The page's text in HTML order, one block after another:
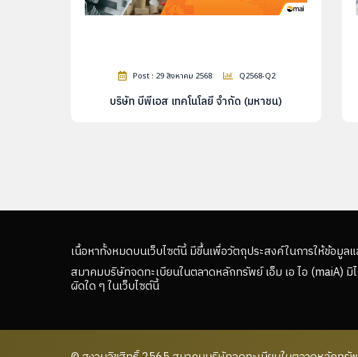
Post : 29 สิงหาคม 2568 Q2568-Q2
บริษัท บีพีเอส เทคโนโลยี จำกัด (มหาชน)
เนื้อหาทั้งหมดบนเว็บไซต์นี้ มีขึ้นเพื่อวัตถุประสงค์ในการให้ข้อมูล
สมาคมบริษัทจดทะเบียนในตลาดหลักทรัพย์ เอ็ม เอ ไอ (maiA) มิ
ผิดใด ๆ ในเว็บไซต์นี้